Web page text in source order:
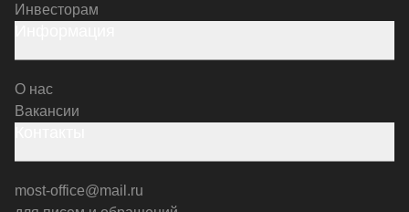
Инвесторам
О нас
Вакансии
most-office@mail.ru